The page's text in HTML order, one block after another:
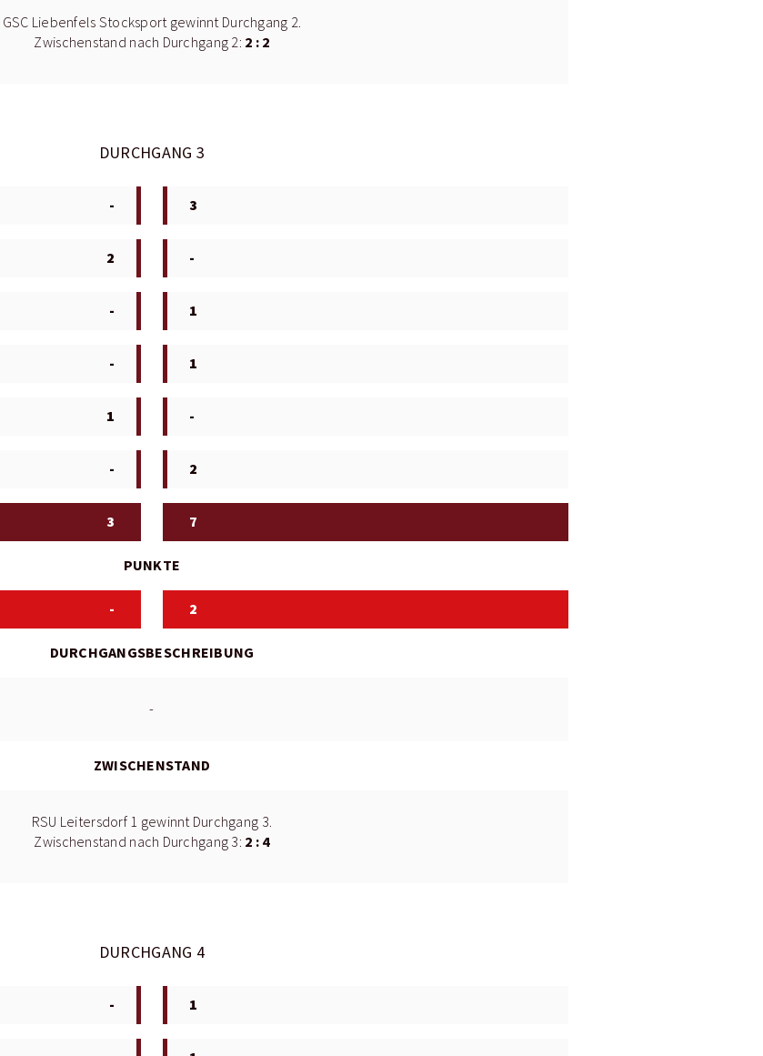
GSC Liebenfels Stocksport gewinnt Durchgang 2.
Zwischenstand nach Durchgang 2: 2 : 2
DURCHGANG 3
- 3
2 -
- 1
- 1
1 -
- 2
3 7
PUNKTE
- 2
DURCHGANGSBESCHREIBUNG
-
ZWISCHENSTAND
RSU Leitersdorf 1 gewinnt Durchgang 3.
Zwischenstand nach Durchgang 3: 2 : 4
DURCHGANG 4
- 1